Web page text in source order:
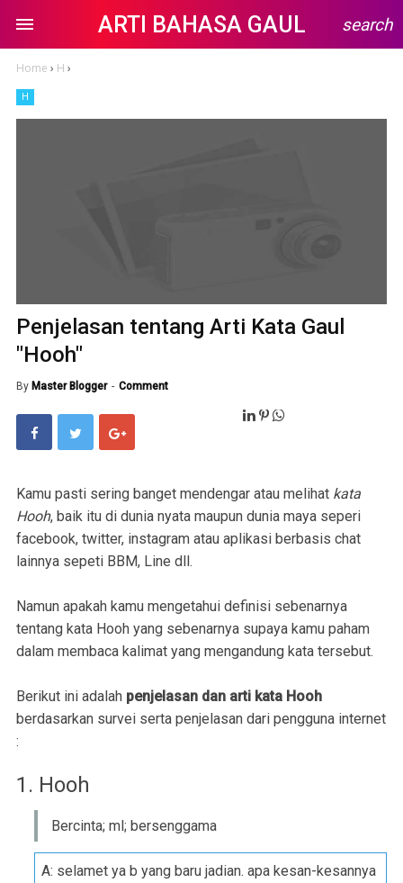
ARTI BAHASA GAUL search
Home › H ›
H
Penjelasan tentang Arti Kata Gaul
"Hooh"
By Master Blogger Comment
Kamu pasti sering banget mendengar atau melihat kata
Hooh, baik itu di dunia nyata maupun dunia maya seperi
facebook, twitter, instagram atau aplikasi berbasis chat
lainnya sepeti BBM, Line dll.
Namun apakah kamu mengetahui definisi sebenarnya
tentang kata Hooh yang sebenarnya supaya kamu paham
dalam membaca kalimat yang mengandung kata tersebut.
Berikut ini adalah penjelasan dan arti kata Hooh
berdasarkan survei serta penjelasan dari pengguna internet
:
1. Hooh
Bercinta; ml; bersenggama
A: selamet ya b yang baru jadian. apa kesan-kesannya